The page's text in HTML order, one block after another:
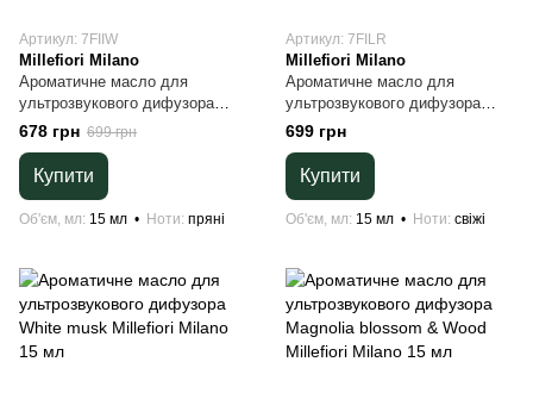
Артикул: 7FIIW
Millefiori Milano
Ароматичне масло для
ультрозвукового дифузора
Incense & Blond woods Millefiori
Milano 15 мл
678 грн 699 грн
Купити
Об'єм, мл 15 мл Ноти пряні
Артикул: 7FILR
Millefiori Milano
Ароматичне масло для
ультрозвукового дифузора
Lime & Vetiver Millefiori Milano
699 грн
Купити
Об'єм, мл 15 мл Ноти свіжі